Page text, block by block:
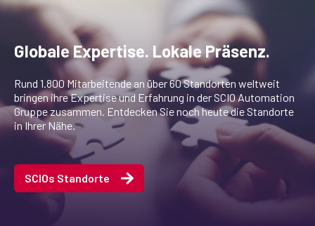
Globale Expertise. Lokale Präsenz.
Rund 1.800 Mitarbeitende an über 60 Standorten weltweit
bringen ihre Expertise und Erfahrung in der SCIO Automation
Gruppe zusammen. Entdecken Sie noch heute die Standorte
in Ihrer Nähe.
SCIOs Standorte